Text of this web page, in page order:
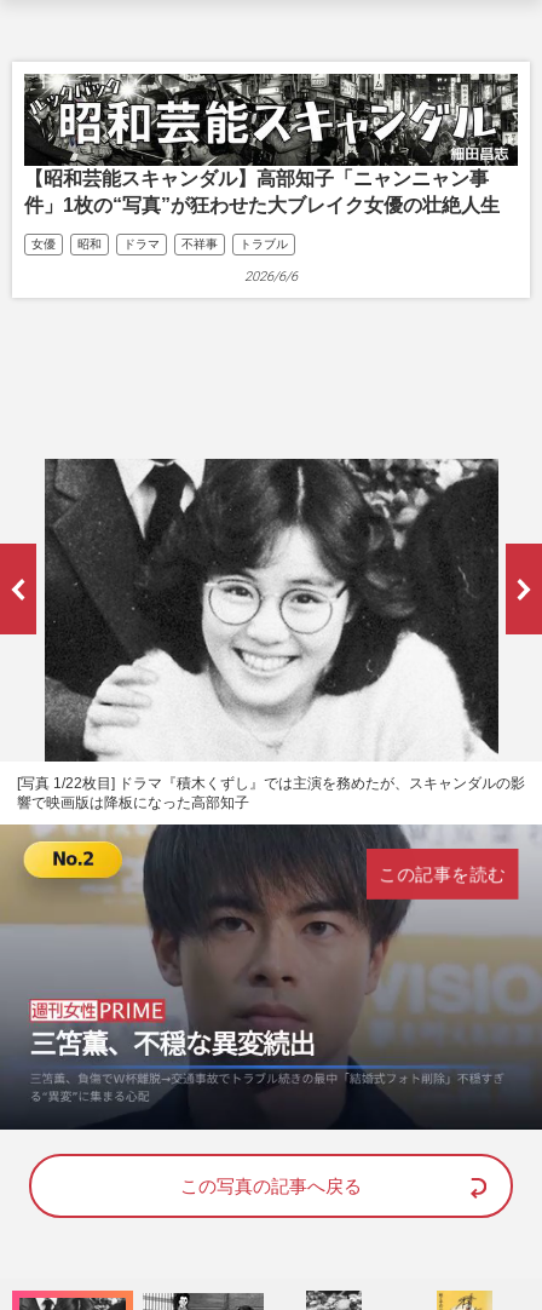
【昭和芸能スキャンダル】高部知子「ニャンニャン事
件」1枚の“写真”が狂わせた大ブレイク女優の壮絶人生
女優 昭和 ドラマ 不祥事 トラブル
2026/6/6
[写真 1/22枚目] ドラマ『積木くずし』では主演を務めたが、スキャンダルの影
響で映画版は降板になった高部知子
n
u
:
8
この記事を読む
この写真の記事へ戻る